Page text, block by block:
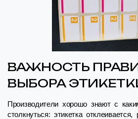
ВАЖНОСТЬ
ВЫБОРА
Производители хорошо знают с
столкнуться: этикетка